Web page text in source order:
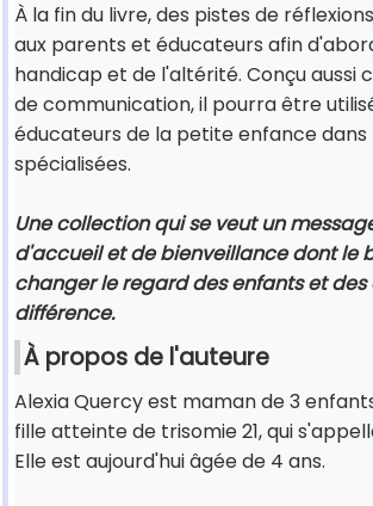
À la fin du livre, des pistes de
aux parents et éducateurs afin
handicap et de l'altérité. Conçu aussi
de communication, il pourra être
éducateurs de la petite enfance
spécialisées.
Une collection qui se veut un
d'accueil et de bienveillance dont le
changer le regard des enfants et des
différence.
À propos de l'auteure
Alexia Quercy est maman de 3
fille atteinte de trisomie 21, qui
Elle est aujourd'hui âgée de 4 ans.